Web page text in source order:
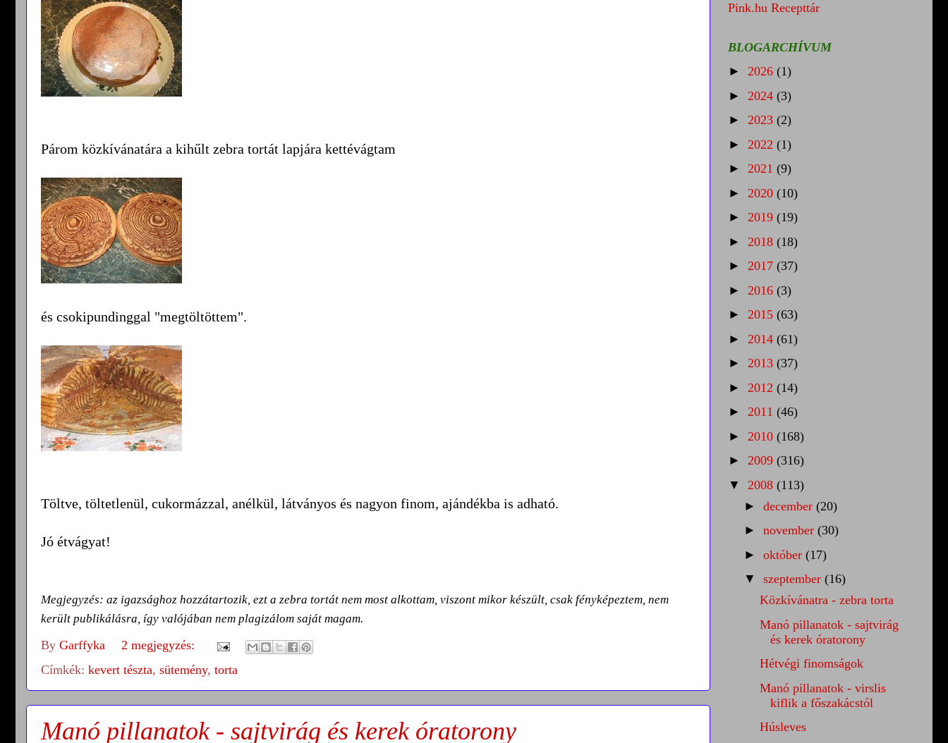
Párom közkívánatára a kihűlt zebra tortát lapjára kettévágtam
és csokipundinggal "megtöltöttem".
Töltve, töltetlenül, cukormázzal, anélkül, látványos és nagyon finom, ajándékba is adható.
Jó étvágyat!
Megjegyzés: az igazsághoz hozzátartozik, ezt a zebra tortát nem most alkottam, viszont mikor készült, csak fényképeztem, nem
került publikálásra, így valójában nem plagizálom saját magam.
By Garffyka
2 megjegyzés:
Címkék: kevert tészta, sütemény, torta
Manó pillanatok - sajtvirág és kerek óratorony
Pink.hu Recepttár
BLOGARCHÍVUM
► 2026 (1)
► 2024 (3)
► 2023 (2)
► 2022 (1)
► 2021 (9)
► 2020 (10)
► 2019 (19)
► 2018 (18)
► 2017 (37)
► 2016 (3)
► 2015 (63)
► 2014 (61)
► 2013 (37)
► 2012 (14)
► 2011 (46)
► 2010 (168)
► 2009 (316)
▼ 2008 (113)
► december (20)
► november (30)
► október (17)
▼ szeptember (16)
Közkívánatra - zebra torta
Manó pillanatok - sajtvirág
és kerek óratorony
Hétvégi finomságok
Manó pillanatok - virslis
kiflik a főszakácstól
Húsleves